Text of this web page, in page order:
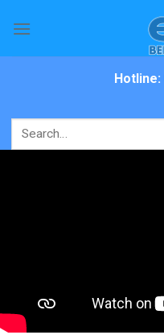
Hotline:
Search
for: